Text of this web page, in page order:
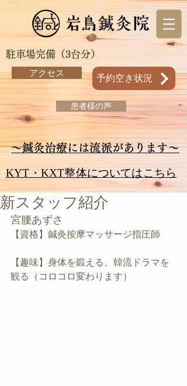
駐車場完備（3台分）
アクセス
予約空き状況
患者様の声
～鍼灸治療には流派があります～
KYT・KXT整体についてはこちら
新スタッフ紹介
宮腰あずさ
【資格】鍼灸按摩マッサージ指圧師
【趣味】身体を鍛える、韓流ドラマを
観る（コロコロ変わります）